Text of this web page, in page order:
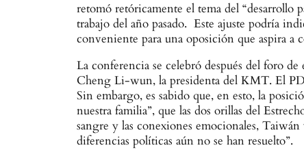
retomó retóricamente el tema del “desarrollo
trabajo del año pasado. Este ajuste podría
conveniente para una oposición que aspira
La conferencia se celebró después del foro
Cheng Li-wun, la presidenta del KMT. El
Sin embargo, es sabido que, en esto, la
nuestra familia”, que las dos orillas del
sangre y las conexiones emocionales,
diferencias políticas aún no se han resuelto”.